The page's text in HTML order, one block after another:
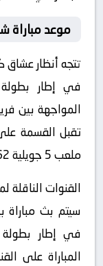
موعد مباراة
تتجه أنظار عشاق
في إطار
المواجهة بين
تقبل القسمة
ملعب 5 جويلية 1962
القنوات الناقلة
سيتم بث مباراة
في إطار
المباراة على